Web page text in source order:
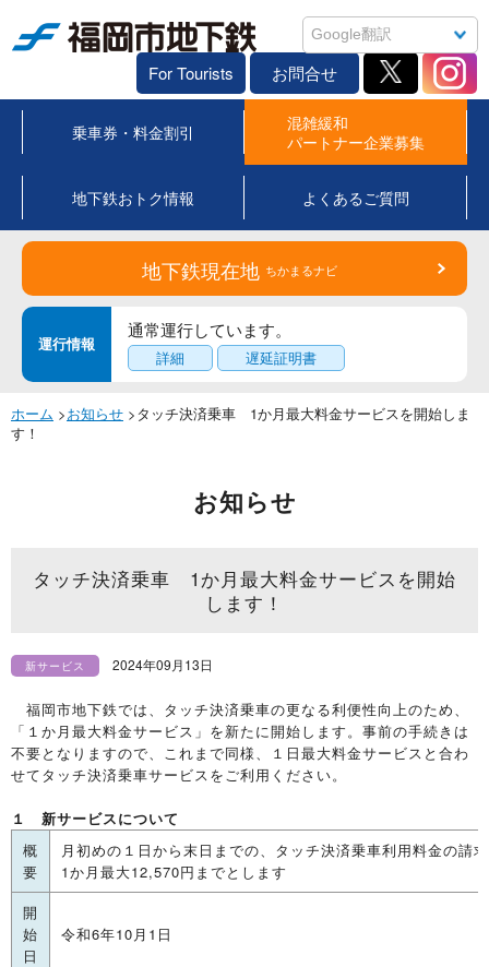
For Tourists お問合せ
乗車券・料金割引
混雑緩和
パートナー企業募集
地下鉄おトク情報 よくあるご質問
地下鉄現在地 ちかまるナビ
運行情報
通常運行しています。
詳細 遅延証明書
ホーム >お知らせ >タッチ決済乗車 1か月最大料金サービスを開始しま
す！
お知らせ
タッチ決済乗車 1か月最大料金サービスを開始
します！
新サービス 2024年09月13日
福岡市地下鉄では、タッチ決済乗車の更なる利便性向上のため、
「１か月最大料金サービス」を新たに開始します。事前の手続きは
不要となりますので、これまで同様、１日最大料金サービスと合わ
せてタッチ決済乗車サービスをご利用ください。
１ 新サービスについて
概
要
月初めの１日から末日までの、タッチ決済乗車利用料金の請
1か月最大12,570円までとします
開
始
日
令和6年10月1日